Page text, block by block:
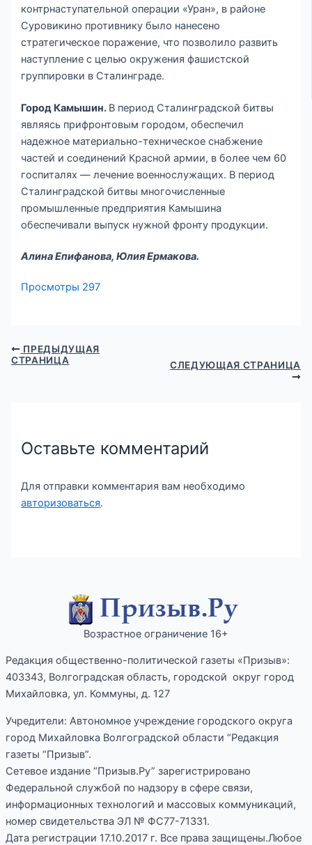
контрнаступательной операции «Уран», в районе
Суровикино противнику было нанесено
стратегическое поражение, что позволило развить
наступление с целью окружения фашистской
группировки в Сталинграде.
Город Камышин. В период Сталинградской битвы
являясь прифронтовым городом, обеспечил
надежное материально-техническое снабжение
частей и соединений Красной армии, в более чем 60
госпиталях — лечение военнослужащих. В период
Сталинградской битвы многочисленные
промышленные предприятия Камышина
обеспечивали выпуск нужной фронту продукции.
Алина Епифанова, Юлия Ермакова.
Просмотры 297
ПРЕДЫДУЩАЯ
СТРАНИЦА
СЛЕДУЮЩАЯ СТРАНИЦА
Оставьте комментарий
Для отправки комментария вам необходимо
авторизоваться.
Возрастное ограничение 16+
Редакция общественно-политической газеты «Призыв»:
403343, Волгоградская область, городской округ город
Михайловка, ул. Коммуны, д. 127
Учредители: Автономное учреждение городского округа
город Михайловка Волгоградской области “Редакция
газеты “Призыв”.
Сетевое издание “Призыв.Ру” зарегистрировано
Федеральной службой по надзору в сфере связи,
информационных технологий и массовых коммуникаций,
номер свидетельства ЭЛ № ФС77-71331.
Дата регистрации 17.10.2017 г. Все права защищены.Любое